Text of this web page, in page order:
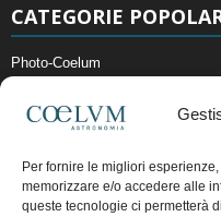
Per fornire le migliori
memorizzare e/o accedere alle
queste tecnologie ci permetterà
CATEGORIE
Photo-Coelum
News di Astronomia
Cielo del Mese
Astronomia, Astrofisica e